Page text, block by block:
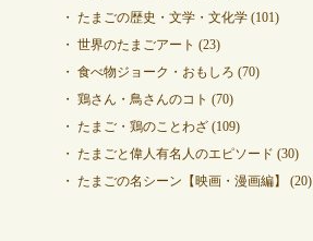
たまごの歴史・文学・文化学(101)
世界のたまごアート (23)
食べ物ジョーク・おもしろ (70)
鶏さん・鳥さんのコト (70)
たまご・鶏のことわざ(109)
たまごと偉人有名人のエピソード (30)
たまごの名シーン【映画・漫画編】
(20)